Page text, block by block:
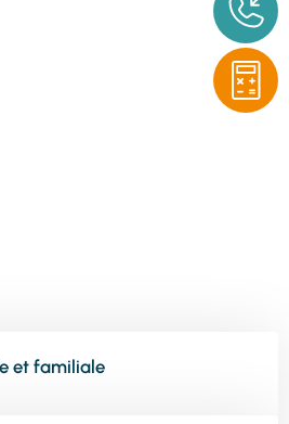
de
pour toutes
et familiale